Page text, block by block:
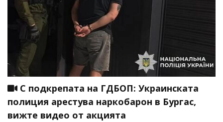
С подкрепата на ГДБОП: Украинската
полиция арестува наркобарон в Бургас,
вижте видео от акцията